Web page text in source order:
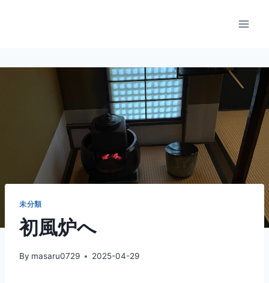
未分類
初風炉へ
By masaru0729 2025-04-29